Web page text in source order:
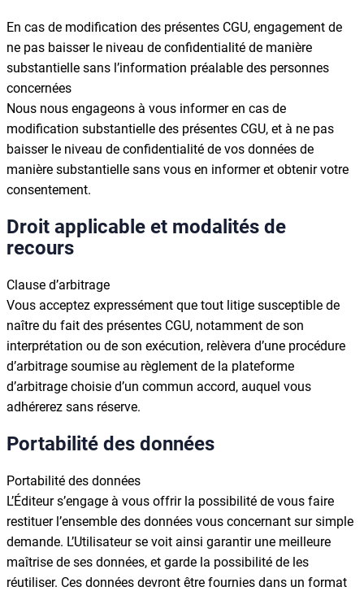
En cas de modification des présentes CGU, engagement de
ne pas baisser le niveau de confidentialité de manière
substantielle sans l’information préalable des personnes
concernées
Nous nous engageons à vous informer en cas de
modification substantielle des présentes CGU, et à ne pas
baisser le niveau de confidentialité de vos données de
manière substantielle sans vous en informer et obtenir votre
consentement.
Droit applicable et modalités de
recours
Clause d’arbitrage
Vous acceptez expressément que tout litige susceptible de
naître du fait des présentes CGU, notamment de son
interprétation ou de son exécution, relèvera d’une procédure
d’arbitrage soumise au règlement de la plateforme
d’arbitrage choisie d’un commun accord, auquel vous
adhérerez sans réserve.
Portabilité des données
Portabilité des données
L’Éditeur s’engage à vous offrir la possibilité de vous faire
restituer l’ensemble des données vous concernant sur simple
demande. L’Utilisateur se voit ainsi garantir une meilleure
maîtrise de ses données, et garde la possibilité de les
réutiliser. Ces données devront être fournies dans un format